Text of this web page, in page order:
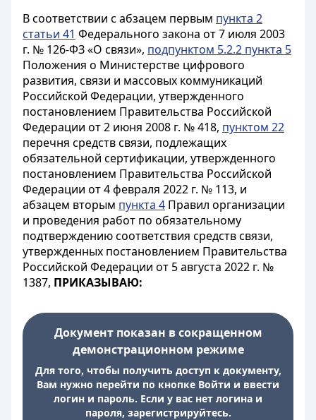
В соответствии с абзацем первым пункта 2
статьи 41 Федерального закона от 7 июля 2003
г. № 126-ФЗ «О связи», подпунктом 5.2.2 пункта 5
Положения о Министерстве цифрового
развития, связи и массовых коммуникаций
Российской Федерации, утвержденного
постановлением Правительства Российской
Федерации от 2 июня 2008 г. № 418, пунктом 22
перечня средств связи, подлежащих
обязательной сертификации, утвержденного
постановлением Правительства Российской
Федерации от 4 февраля 2022 г. № 113, и
абзацем вторым пункта 4 Правил организации
и проведения работ по обязательному
подтверждению соответствия средств связи,
утвержденных постановлением Правительства
Российской Федерации от 5 августа 2022 г. №
1387, ПРИКАЗЫВАЮ:
Документ показан в сокращенном
демонстрационном режиме
Для того, чтобы получить доступ к документу,
Вам нужно перейти по кнопке Войти и ввести
логин и пароль. Если у вас нет логина и
пароля, зарегистрируйтесь.